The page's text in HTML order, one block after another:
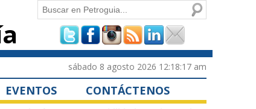
Formulario de
búsqueda
Buscar
sábado 8 agosto 2026 12:18:17 am
EVENTOS CONTÁCTENOS